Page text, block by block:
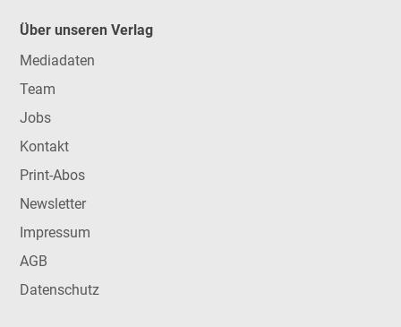
Über unseren Verlag
Mediadaten
Team
Jobs
Kontakt
Print-Abos
Newsletter
Impressum
AGB
Datenschutz